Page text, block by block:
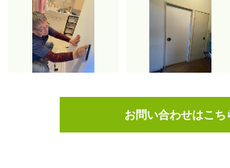
お問い合わせはこち